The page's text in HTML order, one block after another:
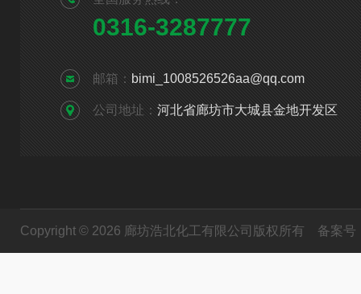
0316-3287777
邮箱： bimi_1008526526aa@qq.com
公司地址： 河北省廊坊市大城县金地开发区
Copyright © 2026 廊坊浩北化工有限公司版权所有 备案号